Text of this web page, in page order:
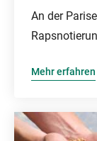
An der
Mehr erfahren